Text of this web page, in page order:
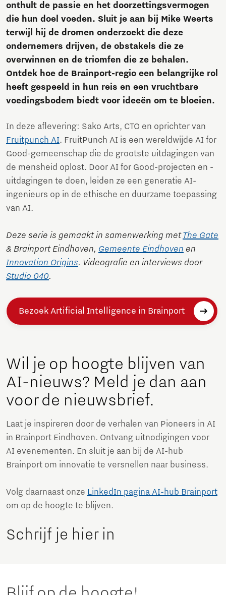
onthult de passie en het doorzettingsvermogen
die hun doel voeden. Sluit je aan bij Mike Weerts
terwijl hij de dromen onderzoekt die deze
ondernemers drijven, de obstakels die ze
overwinnen en de triomfen die ze behalen.
Ontdek hoe de Brainport-regio een belangrijke rol
heeft gespeeld in hun reis en een vruchtbare
voedingsbodem biedt voor ideeën om te bloeien.
In deze aflevering: Sako Arts, CTO en oprichter van
Fruitpunch AI. FruitPunch AI is een wereldwijde AI for
Good-gemeenschap die de grootste uitdagingen van
de mensheid oplost. Door AI for Good-projecten en -
uitdagingen te doen, leiden ze een generatie AI-
ingenieurs op in de ethische en duurzame toepassing
van AI.
Deze serie is gemaakt in samenwerking metThe Gate
& Brainport Eindhoven, Gemeente Eindhoven en
Innovation Origins. Videografie en interviews door
Studio 040.
Bezoek Artificial Intelligence in Brainport
Schrijf je hier in
Wil je op hoogte blijven van
AI-nieuws? Meld je dan aan
voor de nieuwsbrief.
Laat je inspireren door de verhalen van Pioneers in AI
in Brainport Eindhoven. Ontvang uitnodigingen voor
AI evenementen. En sluit je aan bij de AI-hub
Brainport om innovatie te versnellen naar business.
Volg daarnaast onze LinkedIn pagina AI-hub Brainport
om op de hoogte te blijven.